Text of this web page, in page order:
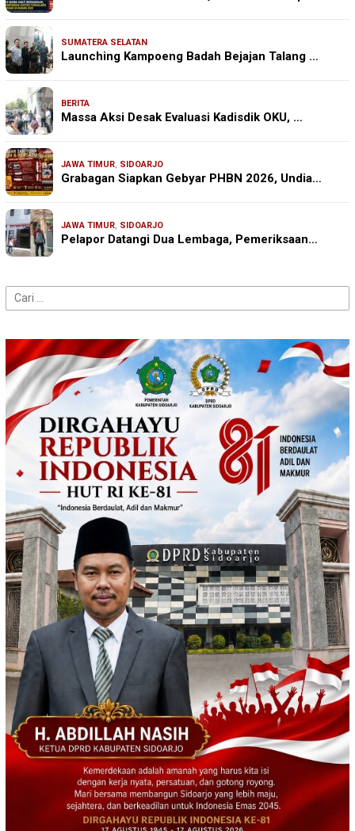
SUMATERA SELATAN
Launching Kampoeng Badah Bejajan Talang …
BERITA
Massa Aksi Desak Evaluasi Kadisdik OKU, …
JAWA TIMUR, SIDOARJO
Grabagan Siapkan Gebyar PHBN 2026, Undia…
JAWA TIMUR, SIDOARJO
Pelapor Datangi Dua Lembaga, Pemeriksaan…
Cari
untuk: